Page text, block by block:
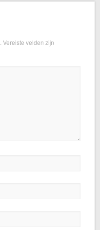
Vereiste velden zijn